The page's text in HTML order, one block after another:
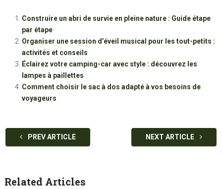
Construire un abri de survie en pleine nature : Guide étape
par étape
Organiser une session d’éveil musical pour les tout-petits :
activités et conseils
Éclairez votre camping-car avec style : découvrez les
lampes à paillettes
Comment choisir le sac à dos adapté à vos besoins de
voyageurs
PREV ARTICLE NEXT ARTICLE
Related Articles